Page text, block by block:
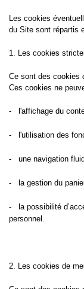
Les cookies
du Site sont répartis
1. Les cookies
Ce sont des cookies
Ces cookies ne
- l'affichage du
- l'utilisation des
- une navigation
- la gestion du
-
la possibilité
personnel.
2. Les cookies de